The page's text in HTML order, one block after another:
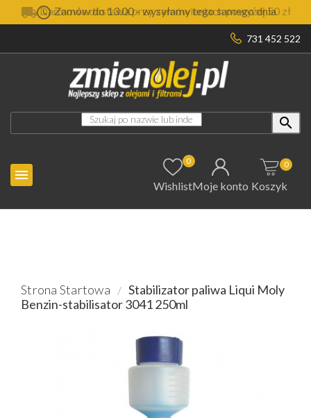
Zamów do 13.00 - wysyłamy tego samego dnia
Darmowa dostawa przy zamówieniach powyżej 50 zł
731 452 522


0
WishlistMoje konto Koszyk
0
Strona Startowa
Stabilizator paliwa Liqui Moly
Benzin-stabilisator 3041 250ml